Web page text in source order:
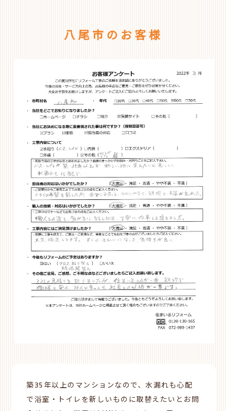
八尾市のお客様
築35年以上のマンションなので、水漏れも心配
で浴室・トイレを新しいものに取替えたいとお問